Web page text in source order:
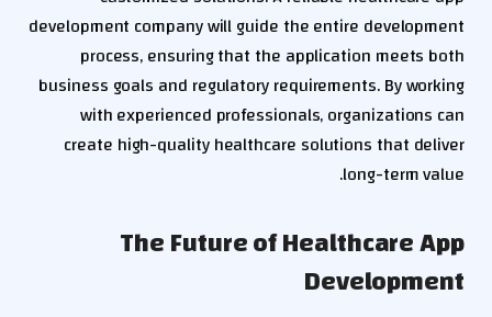
development company will guide the entire development
process, ensuring that the application meets both
business goals and regulatory requirements. By working
with experienced professionals, organizations can
create high-quality healthcare solutions that deliver
long-term value.
The Future of Healthcare App
Development